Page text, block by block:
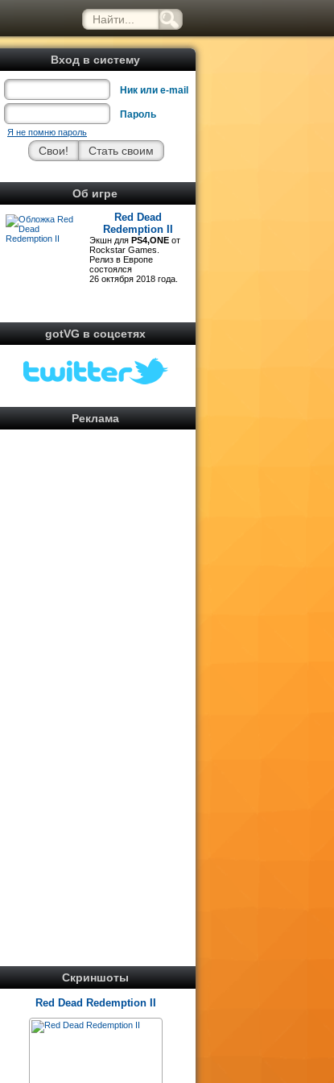
Вход в систему
Ник или e-mail
Пароль
Я не помню пароль
Об игре
Red Dead
Redemption II
Экшн для PS4,ONE от
Rockstar Games.
Релиз в Европе
состоялся
26 октября 2018 года.
gotVG в соцсетях
Реклама
Скриншоты
Red Dead Redemption II